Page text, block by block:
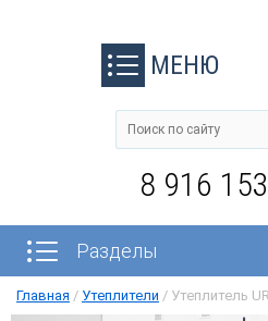
МЕНЮ
8 916
Разделы
Главная / Утеплители / Утеплитель